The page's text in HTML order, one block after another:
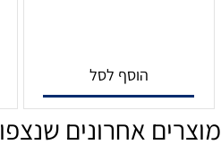
הוסף לסל
מוצרים אחרונים שנצפו